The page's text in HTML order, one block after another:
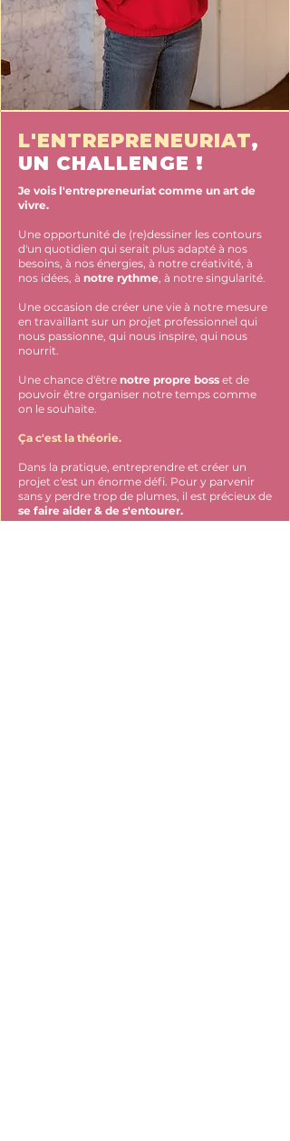
L'ENTREPRENEURIAT,
UN CHALLENGE !
Je vois l'entrepreneuriat comme un art de
vivre.
Une opportunité de (re)dessiner les contours
d'un quotidien qui serait plus adapté à nos
besoins, à nos énergies, à notre créativité, à
nos idées, à notre rythme, à notre singularité.
Une occasion de créer une vie à notre mesure
en travaillant sur un projet professionnel qui
nous passionne, qui nous inspire, qui nous
nourrit.
Une chance d'être notre propre boss et de
pouvoir être organiser notre temps comme
on le souhaite.
Ça c'est la théorie.
Dans la pratique, entreprendre et créer un
projet c'est un énorme défi. Pour y parvenir
sans y perdre trop de plumes, il est précieux de
se faire aider & de s'entourer.